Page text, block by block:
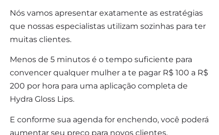
Nós vamos apresentar exatamente as estratégias
que nossas especialistas utilizam sozinhas para ter
muitas clientes.
Menos de 5 minutos é o tempo suficiente para
convencer qualquer mulher a te pagar R$ 100 a R$
200 por hora para uma aplicação completa de
Hydra Gloss Lips.
E conforme sua agenda for enchendo, você poderá
aumentar seu preço para novos clientes,